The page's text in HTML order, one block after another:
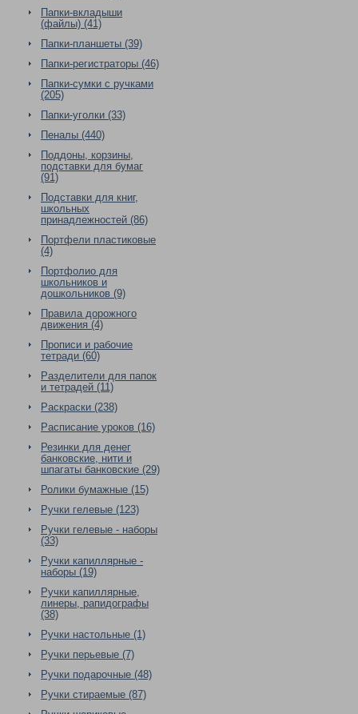
Папки-вкладыши
(файлы) (41)
Папки-планшеты (39)
Папки-регистраторы (46)
Папки-сумки с ручками
(205)
Папки-уголки (33)
Пеналы (440)
Поддоны, корзины,
подставки для бумаг
(91)
Подставки для книг,
школьных
принадлежностей (86)
Портфели пластиковые
(4)
Портфолио для
школьников и
дошкольников (9)
Правила дорожного
движения (4)
Прописи и рабочие
тетради (60)
Разделители для папок
и тетрадей (11)
Раскраски (238)
Расписание уроков (16)
Резинки для денег
банковские, нити и
шпагаты банковские (29)
Ролики бумажные (15)
Ручки гелевые (123)
Ручки гелевые - наборы
(33)
Ручки капиллярные -
наборы (19)
Ручки капиллярные,
линеры, рапидографы
(38)
Ручки настольные (1)
Ручки перьевые (7)
Ручки подарочные (48)
Ручки стираемые (87)